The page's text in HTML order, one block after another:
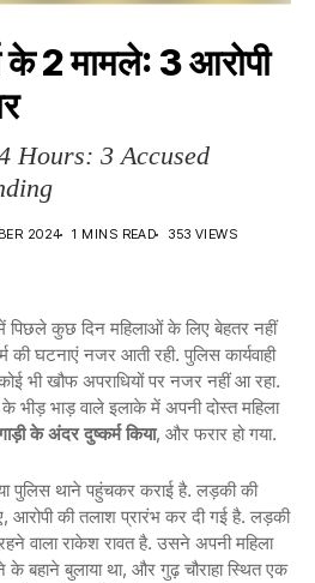
के 2 मामले: 3 आरोपी
Hours: 3 Accused
2024 1 MINS READ 353 VIEWS
कुछ दिन महिलाओं के लिए बेहतर नहीं
की घटनाएं नजर आती रही. पुलिस कार्यवाही
भी खौफ अपराधियों पर नजर नहीं आ रहा.
भीड़ भाड़ वाले इलाके में अपनी दोस्त महिला
के अंदर दुष्कर्म किया, और फरार हो गया.
पुलिस थाने पहुंचकर कराई है. लड़की की
आरोपी की तलाश प्रारंभ कर दी गई है. लड़की
वाला राकेश रावत है. उसने अपनी महिला
बहाने बुलाया था, और गुढ़ चौराहा स्थित एक